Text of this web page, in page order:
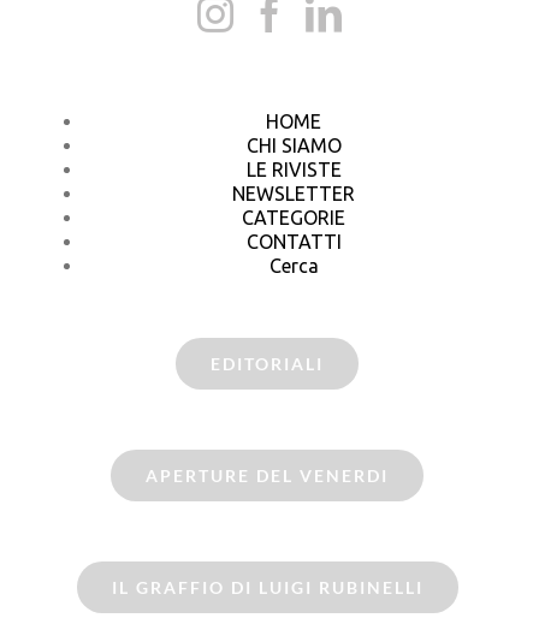
HOME
CHI SIAMO
LE RIVISTE
NEWSLETTER
CATEGORIE
CONTATTI
Cerca
EDITORIALI
APERTURE DEL VENERDI
IL GRAFFIO DI LUIGI RUBINELLI